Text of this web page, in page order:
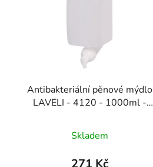
Antibakteriální pěnové mýdlo
LAVELI - 4120 - 1000ml -
Skladem